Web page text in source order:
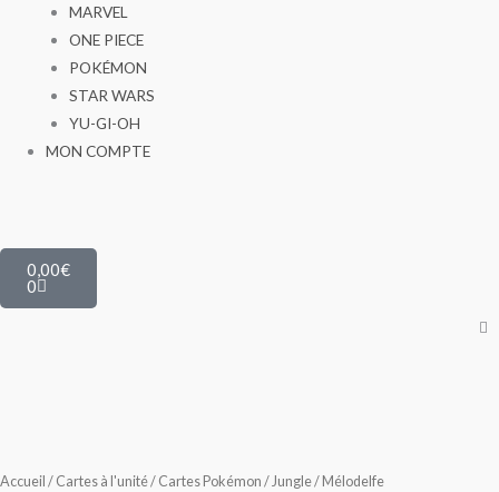
MARVEL
ONE PIECE
POKÉMON
STAR WARS
YU-GI-OH
MON COMPTE
0,00€
0
Panier
Accueil / Cartes à l'unité/ Cartes Pokémon /Jungle/ Mélodelfe